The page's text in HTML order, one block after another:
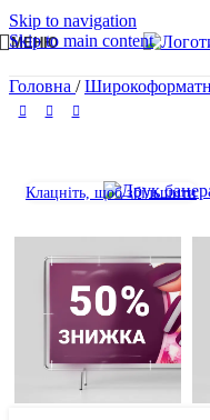
Skip to navigation
Skip to main content
МЕНЮ
Головна /
Клацніть, щоб збільшити